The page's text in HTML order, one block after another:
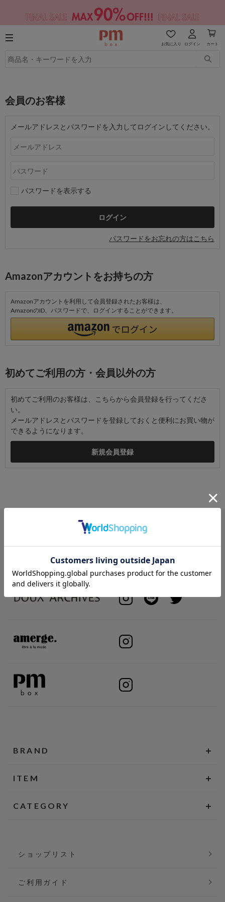
お気に入り ログイン カート
会員のお客様
メールアドレスとパスワードを入力してログインしてください。
パスワードを表示する
パスワードをお忘れの方はこちら
Amazonアカウントをお持ちの方
Amazonアカウントを利用して会員登録されたお客様は、
AmazonのID、パスワードで、ログインすることができます。
初めてご利用の方・会員以外の方
初めてご利用のお客様は、こちらから会員登録を行ってくださ
い。
メールアドレスとパスワードを登録しておくと便利にお買い物が
できるようになります。
BRAND
ITEM
CATEGORY
ショップリスト
ご利用ガイド